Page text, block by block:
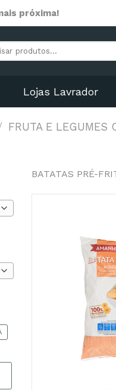
próxima!
Lojas Lavrador
FRUTA E LEGUMES
BATATAS PRÉ-